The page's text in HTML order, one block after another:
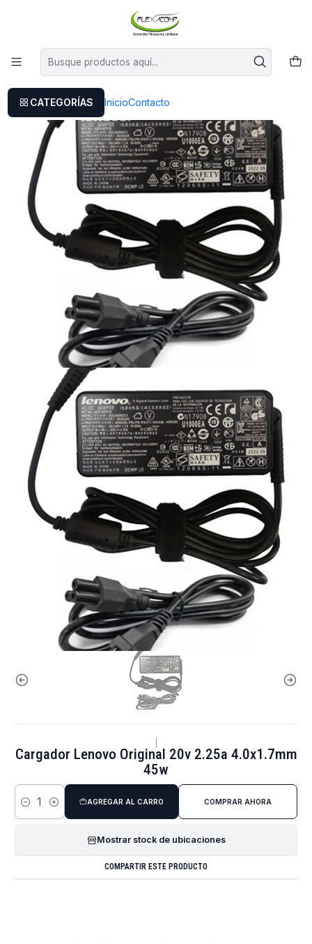
CATEGORÍAS InicioContacto
Este es el texto del slide
Cargador Lenovo Original 20v 2.25a 4.0x1.7mm
45w
Cantidad
AGREGAR AL CARRO COMPRAR AHORA
Mostrar stock de ubicaciones
COMPARTIR ESTE PRODUCTO